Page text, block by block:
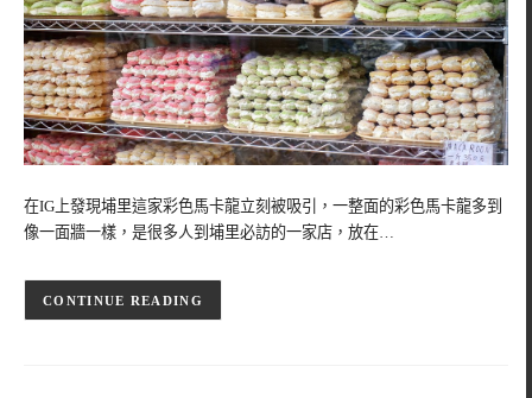
在IG上發現埔里這家彩色馬卡龍立刻被吸引，一整面的彩色馬卡龍多到
像一面牆一樣，是很多人到埔里必訪的一家店，放在…
CONTINUE READING